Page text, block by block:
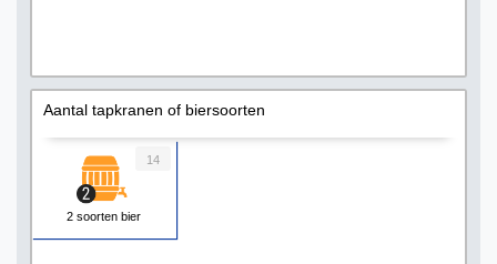
Aantal tapkranen of biersoorten
2 soorten bier
14